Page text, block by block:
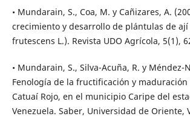
• Mundarain, S., Coa, M. y Cañizares, A.
crecimiento y desarrollo de plántulas de ají
frutescens L.). Revista UDO Agrícola, 5(1),
• Mundarain, S., Silva-Acuña, R. y Méndez-
Fenología de la fructificación y maduración
Catuaí Rojo, en el municipio Caripe del
Venezuela. Saber, Universidad de Oriente,